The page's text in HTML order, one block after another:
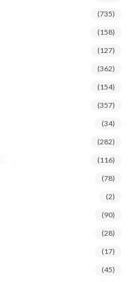
(735)
(158)
(127)
(362)
(154)
(357)
(34)
(282)
(116)
(78)
(2)
(90)
(28)
(17)
(45)